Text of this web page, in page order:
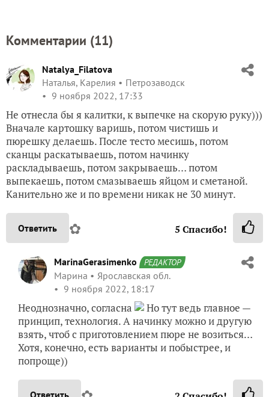
Комментарии (11)
Natalya_Filatova
Наталья, Карелия
Петрозаводск
9 ноября 2022, 17:33
Не отнесла бы я калитки, к выпечке на скорую руку)))
Вначале картошку варишь, потом чистишь и
пюрешку делаешь. После тесто месишь, потом
сканцы раскатываешь, потом начинку
раскладываешь, потом закрываешь… потом
выпекаешь, потом смазываешь яйцом и сметаной.
Канительно же и по времени никак не 30 минут.
Ответить ✿ 5 Спасибо!
MarinaGerasimenko РЕДАКТОР
Марина
Ярославская обл.
9 ноября 2022, 18:17
Неоднозначно, согласна
Но тут ведь главное —
принцип, технология. А начинку можно и другую
взять, чтоб с приготовлением пюре не возиться…
Хотя, конечно, есть варианты и побыстрее, и
попроще))